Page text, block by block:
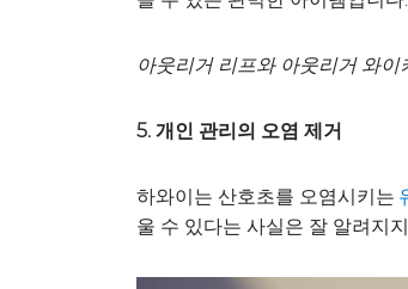
아웃리거 리프와 아웃리거 와
5. 개인 관리의 오염 제거
하와이는 산호초를 오염시키는
울 수 있다는 사실은 잘 알려지